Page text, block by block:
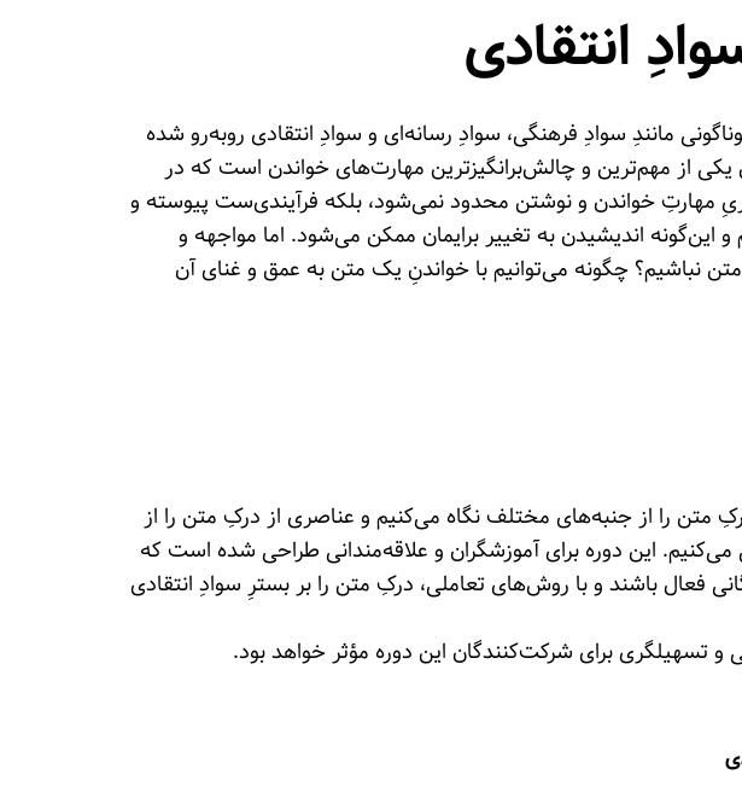
انتقادی
مانندِ سوادِ فرهنگی، سوادِ رسانه‌ای و سوادِ انتقادی روبه‌رو شده
از مهم‌ترین و چالش‌برانگیزترین مهارت‌های خواندن است که در
مهارتِ خواندن و نوشتن محدود نمی‌شود، بلکه فرآیندی‌ست پیوسته و
این‌گونه اندیشیدن به تغییر برایمان ممکن می‌شود. اما مواجهه و
نباشیم؟ چگونه می‌توانیم با خواندنِ یک متن به عمق و غنای آن
متن را از جنبه‌های مختلف نگاه می‌کنیم و عناصری از درکِ متن را از
این دوره برای آموزشگران و علاقه‌مندانی طراحی شده است که
فعال باشند و با روش‌های تعاملی، درکِ متن را بر بسترِ سوادِ انتقادی
و تسهیلگری برای شرکت‌کنندگان این دوره مؤثر خواهد بود.